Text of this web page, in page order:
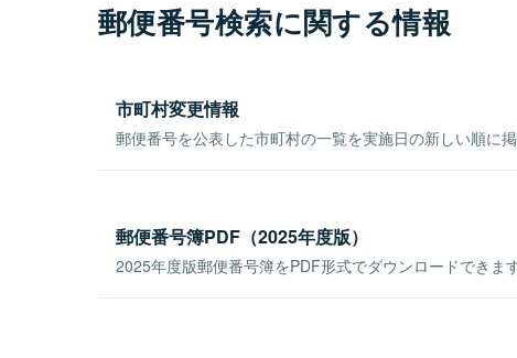
郵便番号検索に関する情報
市町村変更情報
郵便番号を公表した市町村の一覧を実施日の新しい順に掲
郵便番号簿PDF（2025年度版）
2025年度版郵便番号簿をPDF形式でダウンロードできます